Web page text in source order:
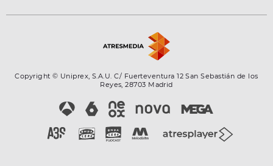
Copyright © Uniprex, S.A.U. C/ Fuerteventura 12 San Sebastián de los
Reyes, 28703 Madrid